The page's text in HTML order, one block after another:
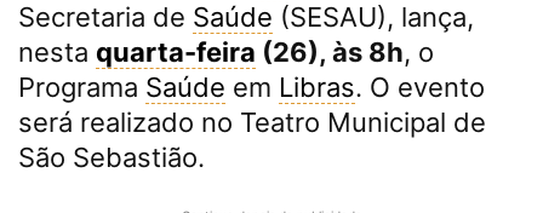
Secretaria de Saúde (SESAU), lança,
nesta quarta-feira (26), às 8h, o
Programa Saúde em Libras. O evento
será realizado no Teatro Municipal de
São Sebastião.